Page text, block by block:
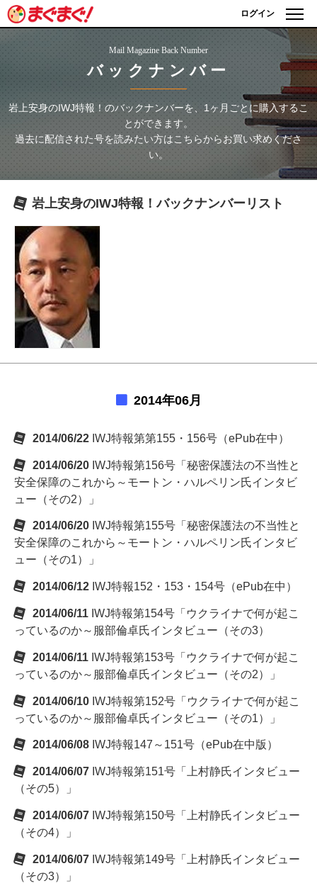
ログイン
Mail Magazine Back Number
バックナンバー
岩上安身のIWJ特報！ のバックナンバーを、1ヶ月ごとに購入するこ
とができます。
過去に配信された号を読みたい方はこちらからお買い求めくださ
い。
岩上安身のIWJ特報！バックナンバーリスト
2014年06月
2014/06/22 IWJ特報第第155・156号（ePub在中）
2014/06/20 IWJ特報第156号「秘密保護法の不当性と
安全保障のこれから～モートン・ハルペリン氏インタビ
ュー（その2）」
2014/06/20 IWJ特報第155号「秘密保護法の不当性と
安全保障のこれから～モートン・ハルペリン氏インタビ
ュー（その1）」
2014/06/12 IWJ特報152・153・154号（ePub在中）
2014/06/11 IWJ特報第154号「ウクライナで何が起こ
っているのか～服部倫卓氏インタビュー（その3）
2014/06/11 IWJ特報第153号「ウクライナで何が起こ
っているのか～服部倫卓氏インタビュー（その2）」
2014/06/10 IWJ特報第152号「ウクライナで何が起こ
っているのか～服部倫卓氏インタビュー（その1）」
2014/06/08 IWJ特報147～151号（ePub在中版）
2014/06/07 IWJ特報第151号「上村静氏インタビュー
（その5）」
2014/06/07 IWJ特報第150号「上村静氏インタビュー
（その4）」
2014/06/07 IWJ特報第149号「上村静氏インタビュー
（その3）」